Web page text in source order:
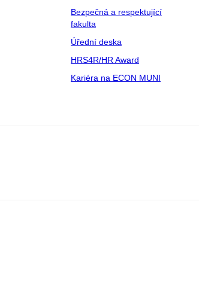
Bezpečná a respektující
fakulta
Úřední deska
HRS4R/HR Award
Kariéra na ECON MUNI